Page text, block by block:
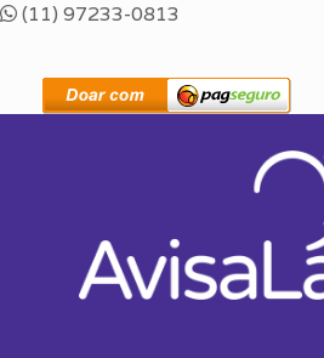
(11) 97233-0813